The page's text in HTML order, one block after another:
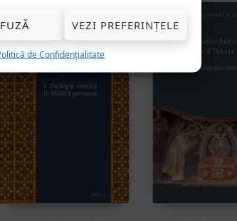
VEZI PREFERINȚELE
de Confidențialitate